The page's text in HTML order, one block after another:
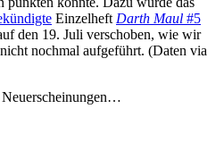
EinzelheftDarth Maul #5
den 19. Juli verschoben, wie wir
nochmal aufgeführt. (Daten via